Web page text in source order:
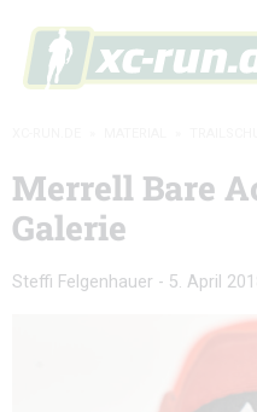
Merrell Bare
Galerie
Steffi Felgenhauer - 5. April